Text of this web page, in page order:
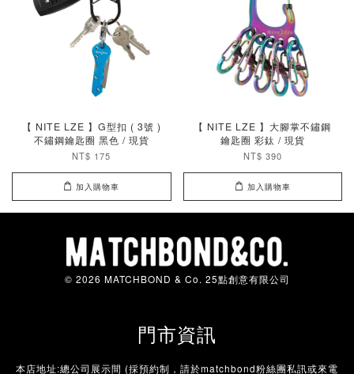
【 NITE LZE 】G型扣 ( 3號 )
不鏽鋼鑰匙圈 黑色 / 現貨
NT$ 175
加入購物車
【 NITE LZE 】大腳掌不鏽鋼
鑰匙圈 彩鈦 / 現貨
NT$ 390
加入購物車
© 2026 MATCHBOND & Co. 25點創意有限公司
門市資訊
本店地址:總公司展示間 (採預約制，請於matchbond粉絲團私訊或來電